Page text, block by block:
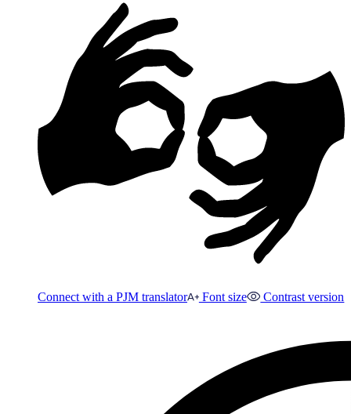
Connect with a PJM translator Font size Contrast version